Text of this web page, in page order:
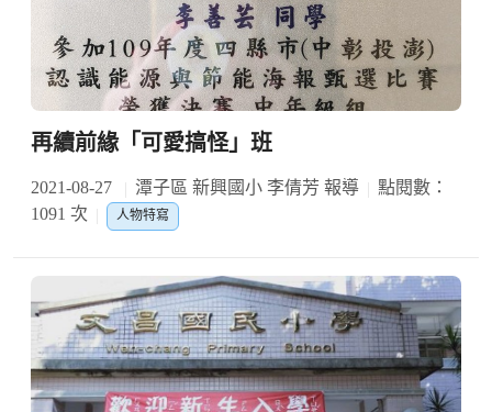
再續前緣「可愛搞怪」班
2021-08-27 潭子區 新興國小 李倩芳 報導
點閱數：
1091 次
人物特寫